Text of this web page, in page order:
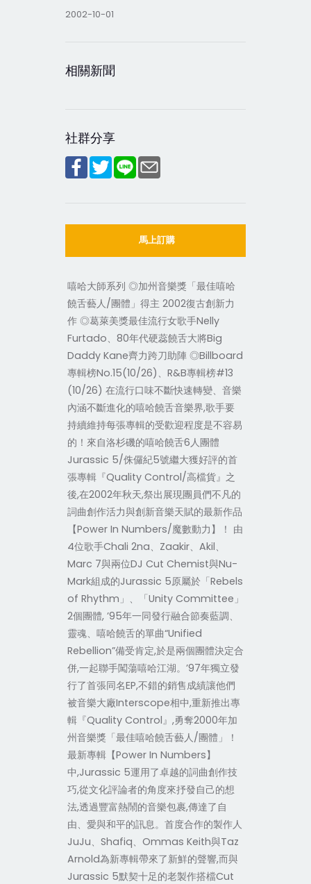
2002-10-01
相關新聞
社群分享
馬上訂購
嘻哈大師系列 ◎加州音樂獎「最佳嘻哈
饒舌藝人/團體」得主 2002復古創新力
作 ◎葛萊美獎最佳流行女歌手Nelly
Furtado、80年代硬蕊饒舌大將Big
Daddy Kane齊力跨刀助陣 ◎Billboard
專輯榜No.15(10/26)、R&B專輯榜#13
(10/26) 在流行口味不斷快速轉變、音樂
內涵不斷進化的嘻哈饒舌音樂界,歌手要
持續維持每張專輯的受歡迎程度是不容易
的！來自洛杉磯的嘻哈饒舌6人團體
Jurassic 5/侏儸紀5號繼大獲好評的首
張專輯『Quality Control/高檔貨』之
後,在2002年秋天,祭出展現團員們不凡的
詞曲創作活力與創新音樂天賦的最新作品
【Power In Numbers/魔數動力】！ 由
4位歌手Chali 2na、Zaakir、Akil、
Marc 7與兩位DJ Cut Chemist與Nu-
Mark組成的Jurassic 5原屬於「Rebels
of Rhythm」、「Unity Committee」
2個團體, ’95年一同發行融合節奏藍調、
靈魂、嘻哈饒舌的單曲“Unified
Rebellion”備受肯定,於是兩個團體決定合
併,一起聯手闖蕩嘻哈江湖。’97年獨立發
行了首張同名EP,不錯的銷售成績讓他們
被音樂大廠Interscope相中,重新推出專
輯『Quality Control』,勇奪2000年加
州音樂獎「最佳嘻哈饒舌藝人/團體」！
最新專輯【Power In Numbers】
中,Jurassic 5運用了卓越的詞曲創作技
巧,從文化評論者的角度來抒發自己的想
法,透過豐富熱鬧的音樂包裹,傳達了自
由、愛與和平的訊息。首度合作的製作人
JuJu、Shafiq、Ommas Keith與Taz
Arnold為新專輯帶來了新鮮的聲響,而與
Jurassic 5默契十足的老製作搭檔Cut